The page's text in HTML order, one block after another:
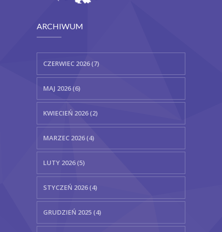
ARCHIWUM
CZERWIEC 2026 (7)
MAJ 2026 (6)
KWIECIEŃ 2026 (2)
MARZEC 2026 (4)
LUTY 2026 (5)
STYCZEŃ 2026 (4)
GRUDZIEŃ 2025 (4)